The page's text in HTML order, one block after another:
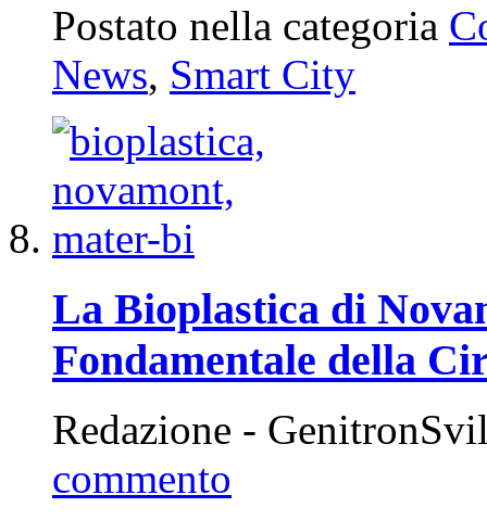
Postato nella categoria
News, Smart City
La Bioplastica di
Fondamentale della
Redazione -
commento